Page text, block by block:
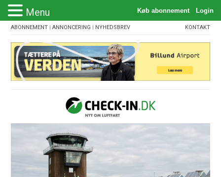
ABONNEMENT |ANNONCERING | NYHEDSBREV KONTAKT
Menu